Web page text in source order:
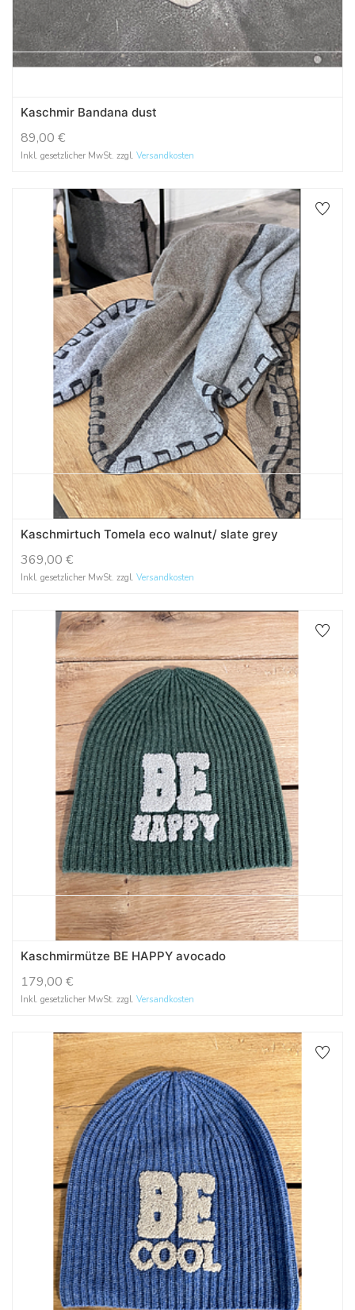
Kaschmir Bandana dust
89,00 €
Inkl. gesetzlicher MwSt. zzgl. Versandkosten
Kaschmirtuch Tomela eco walnut/ slate grey
369,00 €
Inkl. gesetzlicher MwSt. zzgl. Versandkosten
Kaschmirmütze BE HAPPY avocado
179,00 €
Inkl. gesetzlicher MwSt. zzgl. Versandkosten